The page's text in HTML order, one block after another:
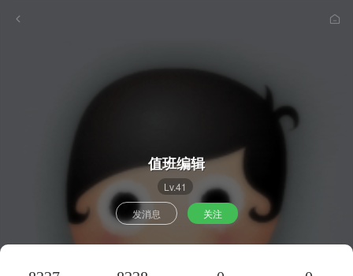
值班编辑
Lv.41
发消息
关注